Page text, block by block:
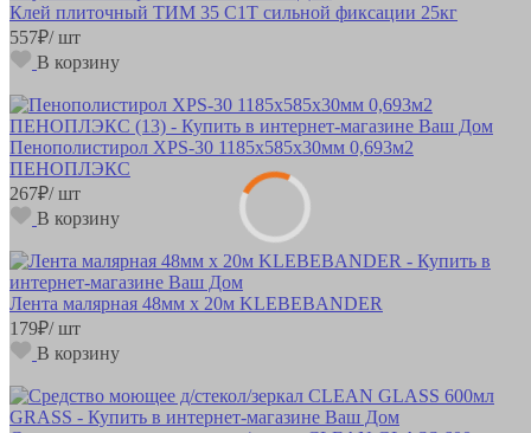
Клей плиточный ТИМ 35 С1Т сильной фиксации 25кг
557₽/ шт
В корзину
Пенополистирол XPS-30 1185х585х30мм 0,693м2
ПЕНОПЛЭКС
267₽/ шт
В корзину
Лента малярная 48мм х 20м KLEBEBANDER
179₽/ шт
В корзину